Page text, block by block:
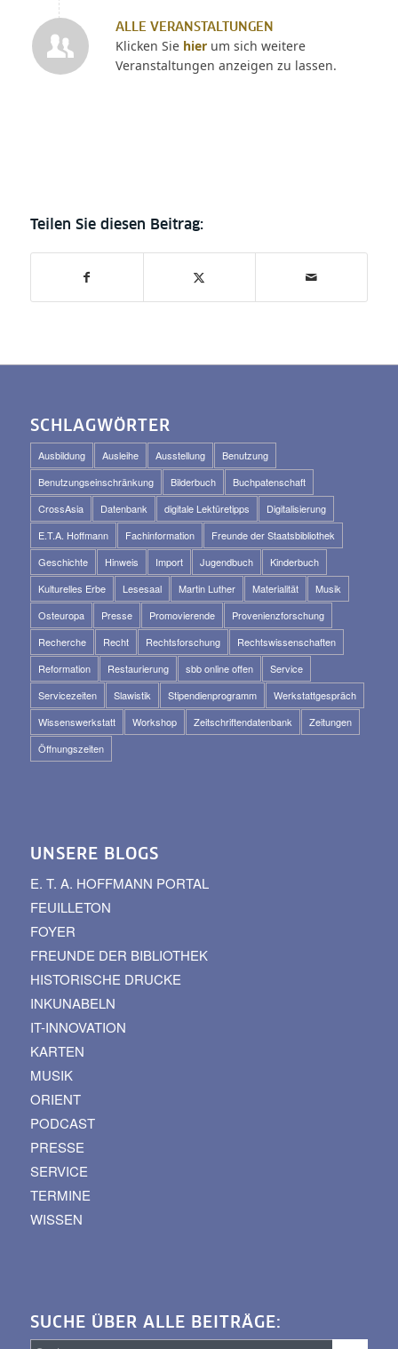
ALLE VERANSTALTUNGEN
Klicken Sie hierum sich weitere
Veranstaltungen anzeigen zu lassen.
SCHLAGWÖRTER
Ausbildung Ausleihe Ausstellung
Benutzung
Benutzungseinschränkung
Bilderbuch
Buchpatenschaft
CrossAsia
Datenbank digitale Lektüretipps
Digitalisierung
E.T.A. Hoffmann
Fachinformation
Freunde der Staatsbibliothek
Geschichte
Hinweis Import Jugendbuch
Kinderbuch
Kulturelles Erbe
Lesesaal Martin Luther Materialität
Musik
Osteuropa
Presse Promovierende
Provenienzforschung
Recherche
Recht Rechtsforschung
Rechtswissenschaften
Reformation
Restaurierung sbb online offen
Service
Servicezeiten
Slawistik Stipendienprogramm
Werkstattgespräch
Wissenswerkstatt
Workshop Zeitschriftendatenbank
Zeitungen
Öffnungszeiten
UNSERE BLOGS
E. T. A. HOFFMANN PORTAL
FEUILLETON
FOYER
FREUNDE DER BIBLIOTHEK
HISTORISCHE DRUCKE
INKUNABELN
IT-INNOVATION
KARTEN
MUSIK
ORIENT
PODCAST
PRESSE
SERVICE
TERMINE
WISSEN
SUCHE ÜBER ALLE BEITRÄGE: